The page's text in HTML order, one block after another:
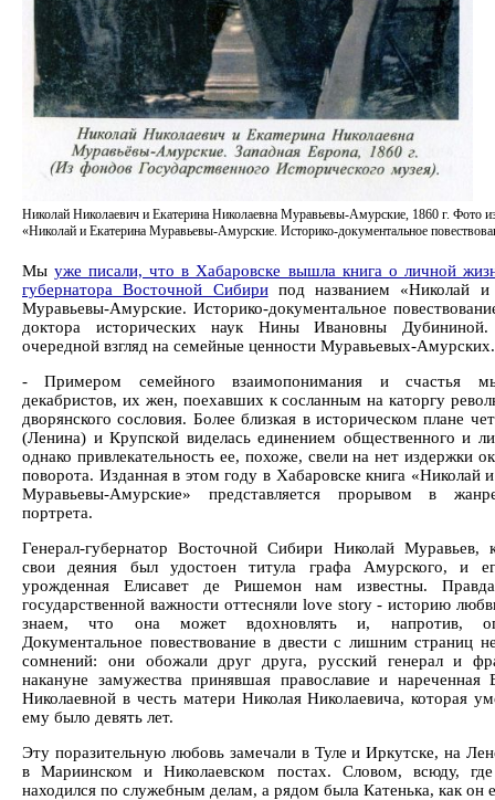
Николай Николаевич и Екатерина Николаевна Муравьевы-Амурские, 1860 г. Фото
«Николай и Екатерина Муравьевы-Амурские. Историко-документальное
Мыуже писали, что в Хабаровске вышла книга о личной
губернатора Восточной Сибирипод названием «Николай и
Муравьевы-Амурские. Историко-документальное
доктора исторических наук Нины Ивановны
очередной взгляд на семейные ценности Муравьевых-Амурских.
- Примером семейного взаимопонимания и счастья
декабристов, их жен, поехавших к сосланным на каторгу
дворянского сословия. Более близкая в историческом плане
(Ленина) и Крупской виделась единением общественного и
однако привлекательность ее, похоже, свели на нет издержки
поворота. Изданная в этом году в Хабаровске книга «Николай
Муравьевы-Амурские» представляется прорывом в
портрета.
Генерал-губернатор Восточной Сибири Николай Муравьев,
свои деяния был удостоен титула графа Амурского, и
урожденная Елисавет де Ришемон нам известны.
государственной важности оттесняли love story - историю
знаем, что она может вдохновлять и, напротив,
Документальное повествование в двести с лишним страниц
сомнений: они обожали друг друга, русский генерал и
накануне замужества принявшая православие и нареченная
Николаевной в честь матери Николая Николаевича, которая
ему было девять лет.
Эту поразительную любовь замечали в Туле и Иркутске, на
в Мариинском и Николаевском постах. Словом, всюду,
находился по служебным делам, а рядом была Катенька, как он